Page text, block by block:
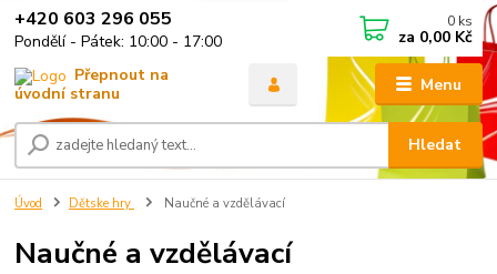
Menu
Hledat
+420 603 296 055
Pondělí - Pátek: 10:00 - 17:00
0 ks
za 0,00 Kč
Úvod Dětske hry Naučné a vzdělávací
Naučné a vzdělávací